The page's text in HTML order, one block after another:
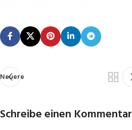
Neuere
Schreibe einen Kommentar